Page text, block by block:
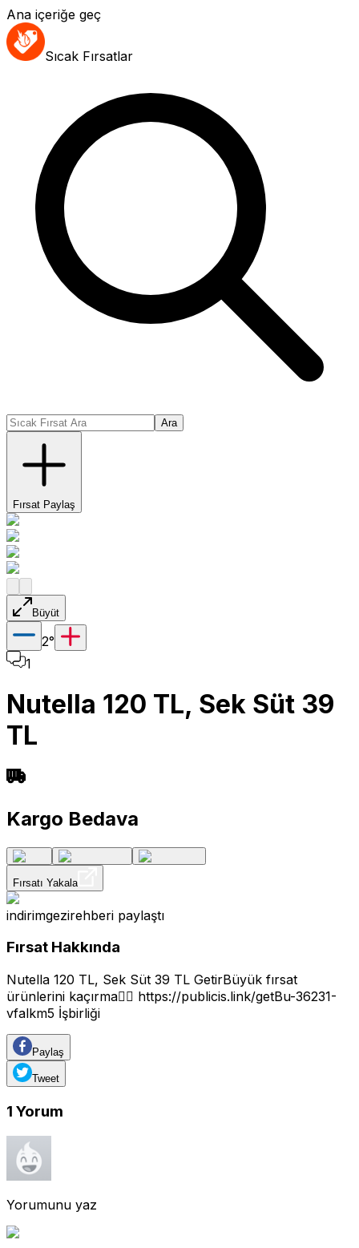
Ana içeriğe geç
Sıcak Fırsatlar
Ara
Fırsat Paylaş
Büyüt
2°
1
Nutella 120 TL, Sek Süt 39
TL
Kargo Bedava
Fırsatı Yakala
indirimgezirehberi paylaştı
Fırsat Hakkında
Nutella 120 TL, Sek Süt 39 TL GetirBüyük fırsat
ürünlerini kaçırma👇🏼 https://publicis.link/getBu-36231-
vfalkm5 İşbirliği
Paylaş
Tweet
1 Yorum
Yorumunu yaz